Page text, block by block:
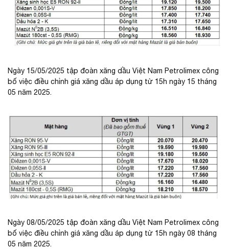
Ngày 15/05/2025 tập đoàn xăng dầu Việt Nam Petrolimex công
bố việc điều chỉnh giá xăng dầu áp dụng từ 15h ngày 15 tháng
05 năm 2025.
Ngày 08/05/2025 tập đoàn xăng dầu Việt Nam Petrolimex công
bố việc điều chỉnh giá xăng dầu áp dụng từ 15h ngày 08 tháng
05 năm 2025.